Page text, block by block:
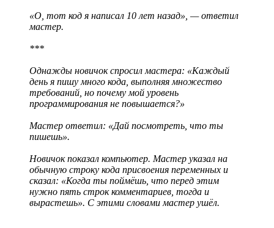
«О, тот код я написал 10 лет назад», — ответил
мастер.
***
Однажды новичок спросил мастера: «Каждый
день я пишу много кода, выполняя множество
требований, но почему мой уровень
программирования не повышается?»
Мастер ответил: «Дай посмотреть, что ты
пишешь».
Новичок показал компьютер. Мастер указал на
обычную строку кода присвоения переменных и
сказал: «Когда ты поймёшь, что перед этим
нужно пять строк комментариев, тогда и
вырастешь». С этими словами мастер ушёл.